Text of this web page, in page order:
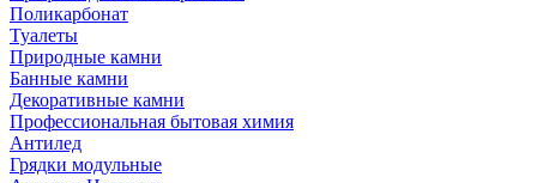
Поликарбонат
Туалеты
Природные камни
Банные камни
Декоративные камни
Профессиональная бытовая химия
Антилед
Грядки модульные